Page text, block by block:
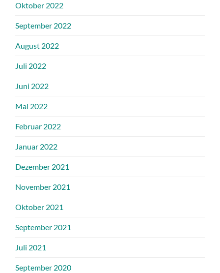
Oktober 2022
September 2022
August 2022
Juli 2022
Juni 2022
Mai 2022
Februar 2022
Januar 2022
Dezember 2021
November 2021
Oktober 2021
September 2021
Juli 2021
September 2020